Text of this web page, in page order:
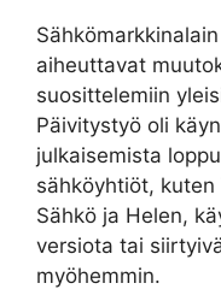
aiheuttavat
suosittelemiin
Päivitystyö oli
julkaisemista
sähköyhtiöt, kuten
Sähkö ja Helen,
versiota tai
myöhemmin.